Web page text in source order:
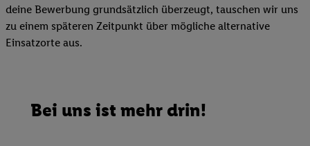
deine Bewerbung grundsätzlich überzeugt, tauschen wir uns
zu einem späteren Zeitpunkt über mögliche alternative
Einsatzorte aus.
Bei uns ist mehr drin!